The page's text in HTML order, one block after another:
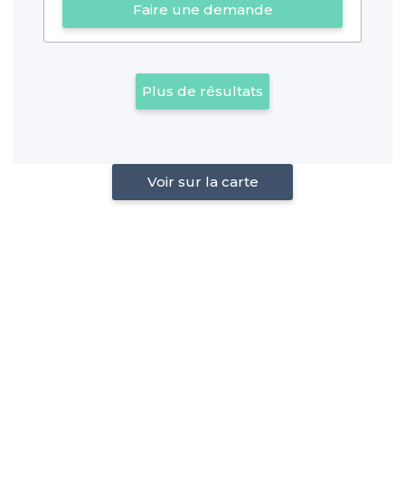
Faire une demande
Plus de résultats
Voir sur la carte